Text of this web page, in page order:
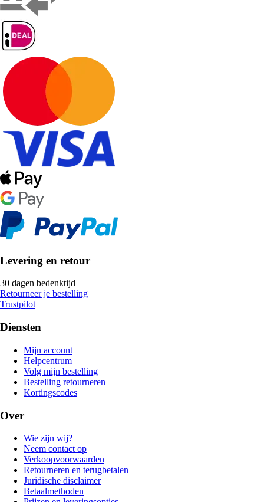
Levering en retour
30 dagen bedenktijd
Retourneer je bestelling
Trustpilot
Diensten
Mijn account
Helpcentrum
Volg mijn bestelling
Bestelling retourneren
Kortingscodes
Over
Wie zijn wij?
Neem contact op
Verkoopvoorwaarden
Retourneren en terugbetalen
Juridische disclaimer
Betaalmethoden